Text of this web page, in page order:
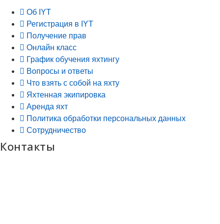
Об IYT
Регистрация в IYT
Получение прав
Онлайн класс
График обучения яхтингу
Вопросы и ответы
Что взять с собой на яхту
Яхтенная экипировка
Аренда яхт
Политика обработки персональных данных
Сотрудничество
Контакты